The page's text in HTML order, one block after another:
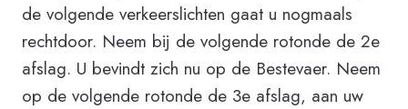
de volgende verkeerslichten gaat u nogmaals
rechtdoor. Neem bij de volgende rotonde de 2e
afslag. U bevindt zich nu op de Bestevaer. Neem
op de volgende rotonde de 3e afslag, aan uw